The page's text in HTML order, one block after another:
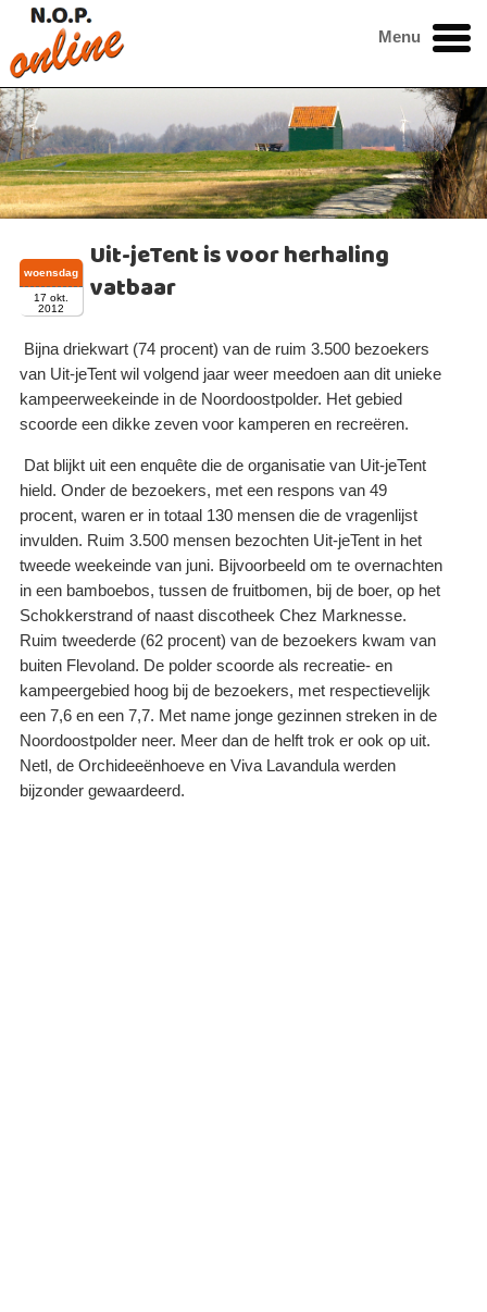
Menu
Uit-jeTent is voor herhaling
vatbaar
woensdag
17 okt.
2012
Bijna driekwart (74 procent) van de ruim 3.500 bezoekers
van Uit-jeTent wil volgend jaar weer meedoen aan dit unieke
kampeerweekeinde in de Noordoostpolder. Het gebied
scoorde een dikke zeven voor kamperen en recreëren.
Dat blijkt uit een enquête die de organisatie van Uit-jeTent
hield. Onder de bezoekers, met een respons van 49
procent, waren er in totaal 130 mensen die de vragenlijst
invulden. Ruim 3.500 mensen bezochten Uit-jeTent in het
tweede weekeinde van juni. Bijvoorbeeld om te overnachten
in een bamboebos, tussen de fruitbomen, bij de boer, op het
Schokkerstrand of naast discotheek Chez Marknesse.
Ruim tweederde (62 procent) van de bezoekers kwam van
buiten Flevoland. De polder scoorde als recreatie- en
kampeergebied hoog bij de bezoekers, met respectievelijk
een 7,6 en een 7,7. Met name jonge gezinnen streken in de
Noordoostpolder neer. Meer dan de helft trok er ook op uit.
Netl, de Orchideeënhoeve en Viva Lavandula werden
bijzonder gewaardeerd.